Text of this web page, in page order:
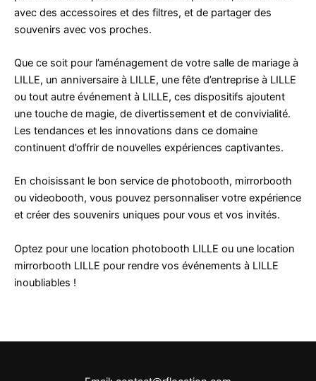
avec des accessoires et des filtres, et de partager des
souvenirs avec vos proches.
Que ce soit pour l’aménagement de votre salle de mariage à
LILLE, un anniversaire à LILLE, une fête d’entreprise à LILLE
ou tout autre événement à LILLE, ces dispositifs ajoutent
une touche de magie, de divertissement et de convivialité.
Les tendances et les innovations dans ce domaine
continuent d’offrir de nouvelles expériences captivantes.
En choisissant le bon service de photobooth, mirrorbooth
ou videobooth, vous pouvez personnaliser votre expérience
et créer des souvenirs uniques pour vous et vos invités.
Optez pour une location photobooth LILLE ou une location
mirrorbooth LILLE pour rendre vos événements à LILLE
inoubliables !